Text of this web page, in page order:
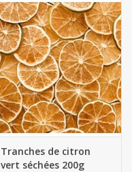
Tranches de citron
vert séchées 200g